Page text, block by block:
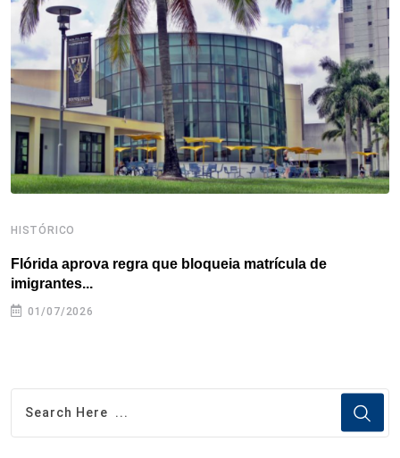
o
k
r I
n
e
s
s p
p
HISTÓRICO
Flórida aprova regra que bloqueia matrícula de
imigrantes...
01/07/2026